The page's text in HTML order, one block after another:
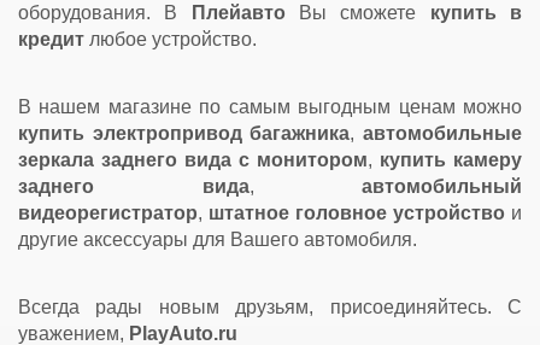
оборудования. В Плейавто Вы сможете купить в
кредит любое устройство.
В нашем магазине по самым выгодным ценам можно
купить электропривод багажника,автомобильные
зеркала заднего вида с монитором, купить камеру
заднего вида, автомобильный
видеорегистратор, штатное головное устройство и
другие аксессуары для Вашего автомобиля.
Всегда рады новым друзьям, присоединяйтесь. С
уважением, PlayAuto.ru